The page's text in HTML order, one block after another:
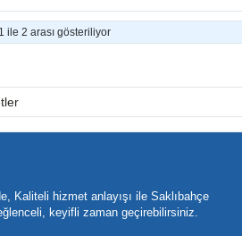
ile 2 arası gösteriliyor
Kaliteli hizmet anlayışı ile Saklıbahçe
keyifli zaman geçirebilirsiniz.